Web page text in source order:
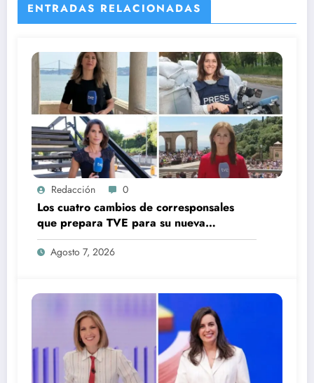
ENTRADAS RELACIONADAS
Redacción 0
Los cuatro cambios de corresponsales
que prepara TVE para su nueva
temporada
Agosto 7, 2026